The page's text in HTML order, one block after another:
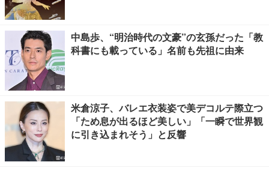
中島歩、“明治時代の文豪”の玄孫だった「教
科書にも載っている」名前も先祖に由来
米倉涼子、バレエ衣装姿で美デコルテ際立つ
「ため息が出るほど美しい」「一瞬で世界観
に引き込まれそう」と反響